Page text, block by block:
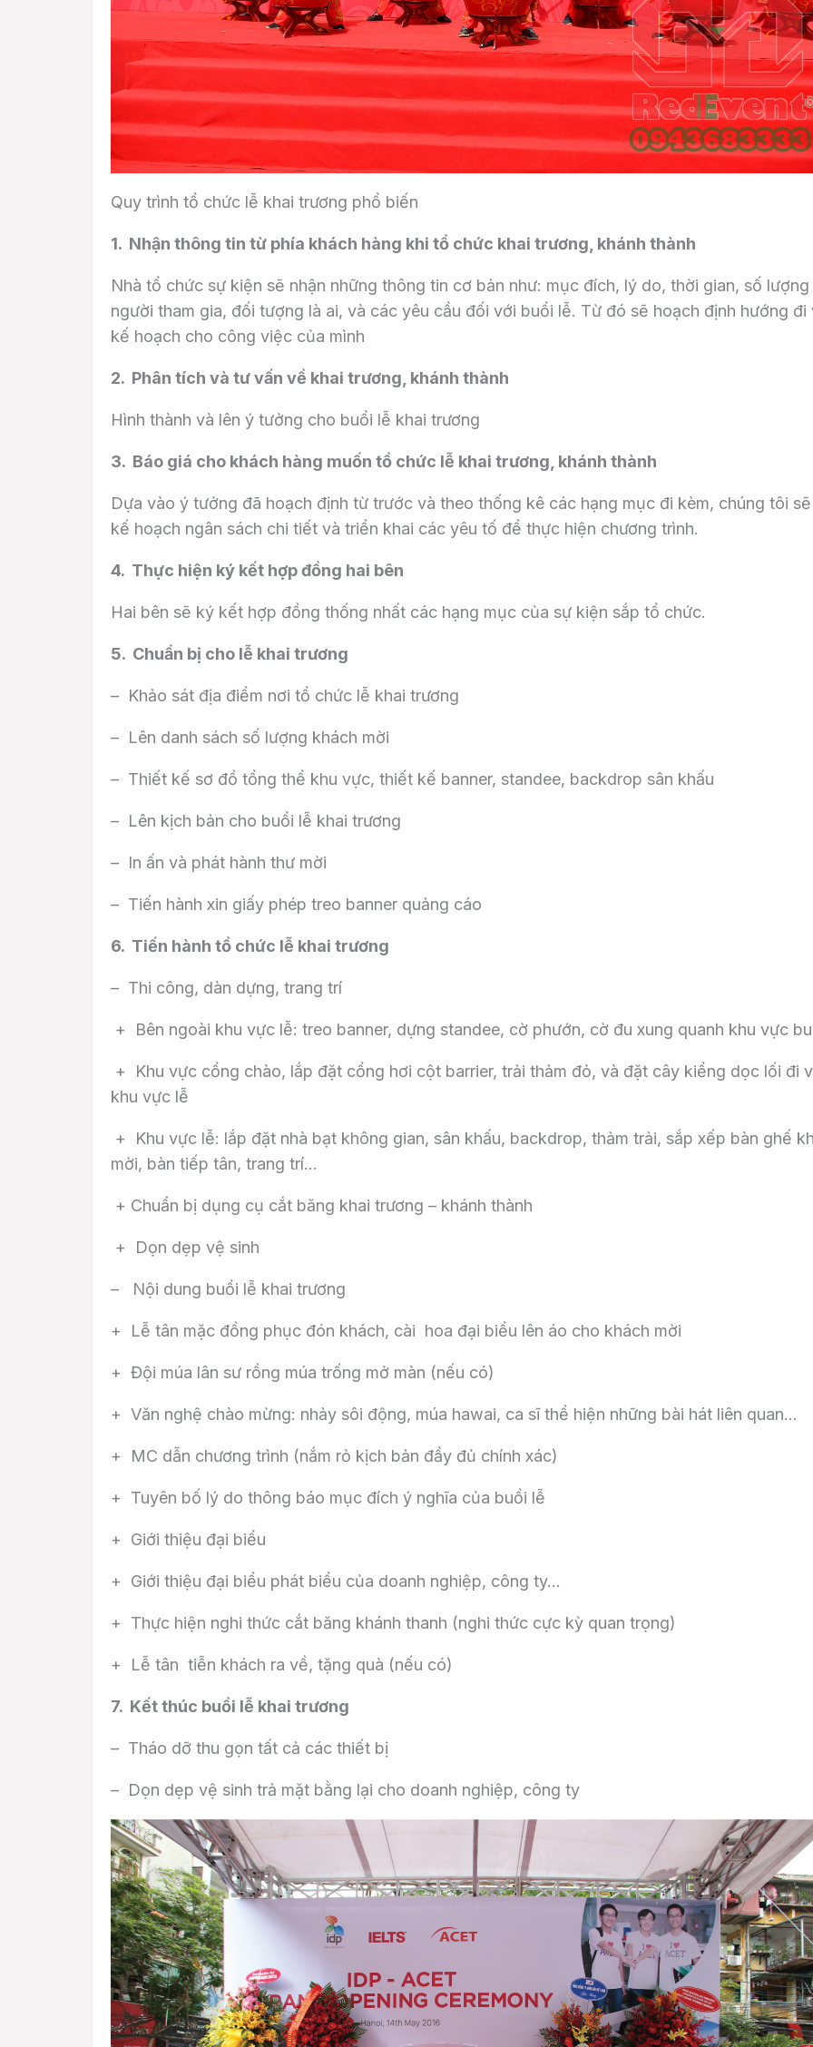
Quy trình tổ chức lễ khai trương phổ biến
1. Nhận thông tin từ phía khách hàng khi tổ chức khai trương, khánh thành
Nhà tổ chức sự kiện sẽ nhận những thông tin cơ bản như: mục đích, lý do, thời gian, số lượng
người tham gia, đối tượng là ai, và các yêu cầu đối với buổi lễ. Từ đó sẽ hoạch định hướng đi
kế hoạch cho công việc của mình
2. Phân tích và tư vấn về khai trương, khánh thành
Hình thành và lên ý tưởng cho buổi lễ khai trương
3. Báo giá cho khách hàng muốn tổ chức lễ khai trương, khánh thành
Dựa vào ý tưởng đã hoạch định từ trước và theo thống kê các hạng mục đi kèm, chúng tôi
kế hoạch ngân sách chi tiết và triển khai các yêu tố để thực hiện chương trình.
4. Thực hiện ký kết hợp đồng hai bên
Hai bên sẽ ký kết hợp đồng thống nhất các hạng mục của sự kiện sắp tổ chức.
5. Chuẩn bị cho lễ khai trương
– Khảo sát địa điểm nơi tổ chức lễ khai trương
– Lên danh sách số lượng khách mời
– Thiết kế sơ đồ tổng thể khu vực, thiết kế banner, standee, backdrop sân khấu
– Lên kịch bản cho buổi lễ khai trương
– In ấn và phát hành thư mời
– Tiến hành xin giấy phép treo banner quảng cáo
6. Tiến hành tổ chức lễ khai trương
– Thi công, dàn dựng, trang trí
+ Bên ngoài khu vực lễ: treo banner, dựng standee, cờ phướn, cờ đu xung quanh khu vực
+ Khu vực cổng chào, lắp đặt cổng hơi cột barrier, trải thảm đỏ, và đặt cây kiểng dọc lối đi
khu vực lễ
+ Khu vực lễ: lắp đặt nhà bạt không gian, sân khấu, backdrop, thảm trải, sắp xếp bàn ghế
mời, bàn tiếp tân, trang trí…
+ Chuẩn bị dụng cụ cắt băng khai trương – khánh thành
+ Dọn dẹp vệ sinh
– Nội dung buổi lễ khai trương
+ Lễ tân mặc đồng phục đón khách, cài hoa đại biểu lên áo cho khách mời
+ Đội múa lân sư rồng múa trống mở màn (nếu có)
+ Văn nghệ chào mừng: nhảy sôi động, múa hawai, ca sĩ thể hiện những bài hát liên quan…
+ MC dẫn chương trình (nắm rỏ kịch bản đầy đủ chính xác)
+ Tuyên bố lý do thông báo mục đích ý nghĩa của buổi lễ
+ Giới thiệu đại biểu
+ Giới thiệu đại biểu phát biểu của doanh nghiệp, công ty…
+ Thực hiện nghi thức cắt băng khánh thanh (nghi thức cực kỳ quan trọng)
+ Lễ tân tiễn khách ra về, tặng quà (nếu có)
7. Kết thúc buổi lễ khai trương
– Tháo dỡ thu gọn tất cả các thiết bị
– Dọn dẹp vệ sinh trả mặt bằng lại cho doanh nghiệp, công ty